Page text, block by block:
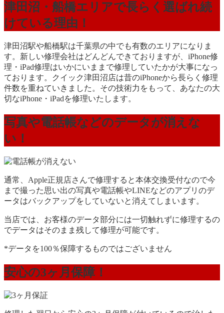
津田沼・船橋エリアで長らく選ばれ続
けている理由！
津田沼駅や船橋駅は千葉県の中でも有数のエリアになりま
す。新しい修理会社はどんどんできておりますが、iPhone修
理・iPad修理はいかにいままで修理していたかが大事になっ
ております。クイック津田沼店は昔のiPhoneから長らく修理
件数を重ねていきました。その技術力をもって、あなたの大
切なiPhone・iPadを修理いたします。
写真や電話帳などのデータが消えな
い！
通常、Apple正規店さんで修理すると本体交換受付なので今
まで撮った思い出の写真や電話帳やLINEなどのアプリのデ
ータはバックアップをしていないと消えてしまいます。
当店では、お客様のデータ部分には一切触れずに修理するの
でデータはそのまま残して修理が可能です。
*データを100％保障するものではございません
安心の3ヶ月保障！